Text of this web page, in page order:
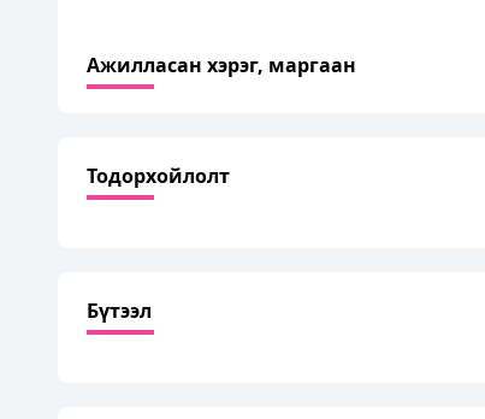
Ажилласан хэрэг, маргаан
Тодорхойлолт
Бүтээл